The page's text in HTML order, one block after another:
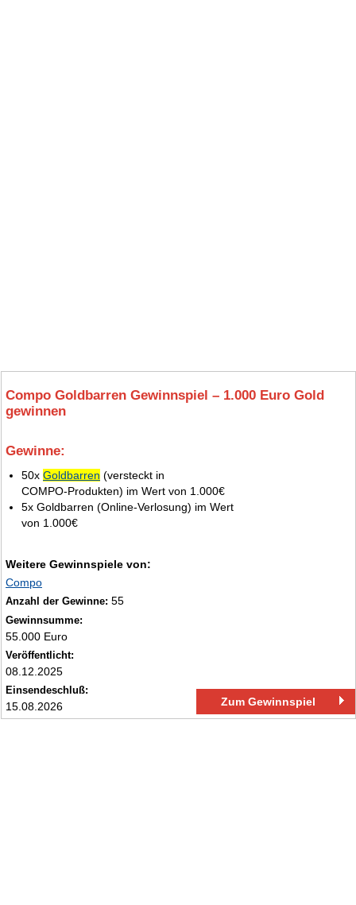
Compo Goldbarren Gewinnspiel – 1.000 Euro Gold
gewinnen
Gewinne:
50x Goldbarren (versteckt in
COMPO‑Produkten) im Wert von 1.000€
5x Goldbarren (Online‑Verlosung) im Wert
von 1.000€
Weitere Gewinnspiele von:
Compo
Anzahl der Gewinne: 55
Gewinnsumme:
55.000 Euro
Veröffentlicht:
08.12.2025
Einsendeschluß:
15.08.2026 Zum Gewinnspiel